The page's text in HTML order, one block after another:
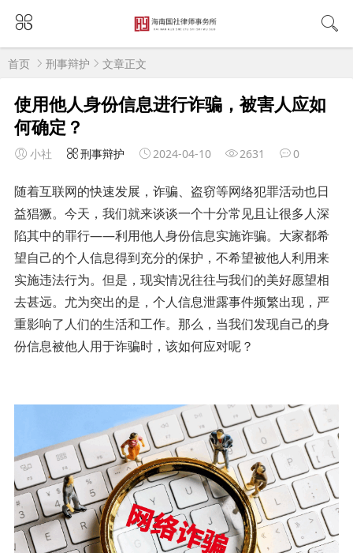
首页 刑事辩护 文章正文
使用他人身份信息进行诈骗，被害人应如
何确定？
小社 刑事辩护 2024-04-10 2631 0
随着互联网的快速发展，诈骗、盗窃等网络犯罪活动也日
益猖獗。今天，我们就来谈谈一个十分常见且让很多人深
陷其中的罪行——利用他人身份信息实施诈骗。大家都希
望自己的个人信息得到充分的保护，不希望被他人利用来
实施违法行为。但是，现实情况往往与我们的美好愿望相
去甚远。尤为突出的是，个人信息泄露事件频繁出现，严
重影响了人们的生活和工作。那么，当我们发现自己的身
份信息被他人用于诈骗时，该如何应对呢？